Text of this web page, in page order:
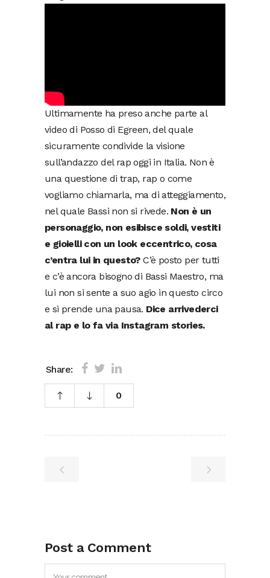
Ultimamente ha preso anche parte al
video di Posso di Egreen, del quale
sicuramente condivide la visione
sull’andazzo del rap oggi in Italia. Non è
una questione di trap, rap o come
vogliamo chiamarla, ma di atteggiamento,
nel quale Bassi non si rivede. Non è un
personaggio, non esibisce soldi, vestiti
e gioielli con un look eccentrico, cosa
c’entra lui in questo?C’è posto per tutti
e c’è ancora bisogno di Bassi Maestro, ma
lui non si sente a suo agio in questo circo
e si prende una pausa. Dice arrivederci
al rap e lo fa via Instagram stories.
Share:
0
Post a Comment